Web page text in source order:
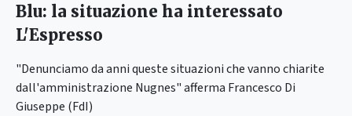
Blu: la situazione ha interessato
L'Espresso
"Denunciamo da anni queste situazioni che vanno chiarite
dall'amministrazione Nugnes" afferma Francesco Di
Giuseppe (FdI)